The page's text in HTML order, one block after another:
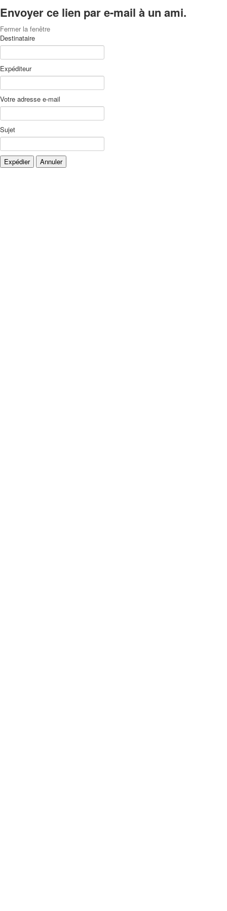
Envoyer ce lien par e-mail à un ami.
Fermer la fenêtre
Destinataire
Expéditeur
Votre adresse e-mail
Sujet
Expédier Annuler